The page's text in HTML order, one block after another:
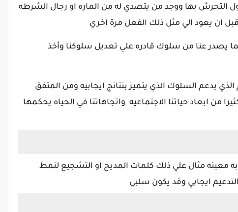
التحرش بها ووجد من يتصدي له من الماره او رجال الشرطه
ان يعود الي مثل ذلك الفعل مرة اخري
لما يصدر عنا من سلوك قادره علي تعديل سلوكنا وأخذ
يدعم السلوك الذي يتميز بنتائج ايجابيه ومن المتفق
من ابعاد حياتنا الاجتماعيه واتجاهاتنا في الحياه يحكمها
معينه مثال علي ذلك كلمات المديح او التشجيع لنمط
ايجابي وقد يكون سلبي